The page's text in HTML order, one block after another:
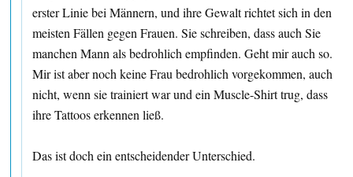
erster Linie bei Männern, und ihre Gewalt richtet sich in den
meisten Fällen gegen Frauen. Sie schreiben, dass auch Sie
manchen Mann als bedrohlich empfinden. Geht mir auch so.
Mir ist aber noch keine Frau bedrohlich vorgekommen, auch
nicht, wenn sie trainiert war und ein Muscle-Shirt trug, dass
ihre Tattoos erkennen ließ.
Das ist doch ein entscheidender Unterschied.